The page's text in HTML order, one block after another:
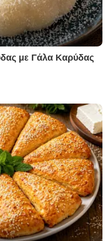
με Γάλα Καρύδας